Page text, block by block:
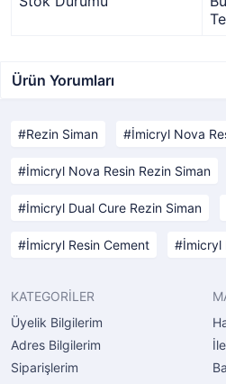
Ürün Yorumları
Rezin Siman İmicryl Nova
İmicryl Nova Resin Rezin Siman
İmicryl Dual Cure Rezin Siman
İmicryl Resin Cement İmicryl
KATEGORİLER
Üyelik Bilgilerim
Adres Bilgilerim
Siparişlerim